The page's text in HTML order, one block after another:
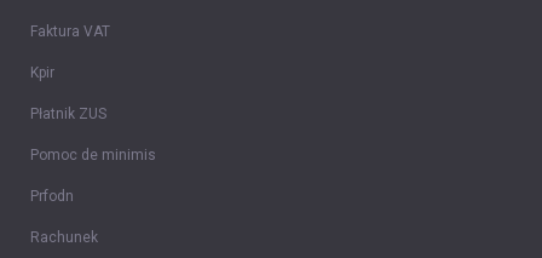
Faktura VAT
Kpir
Płatnik ZUS
Pomoc de minimis
Prfodn
Rachunek